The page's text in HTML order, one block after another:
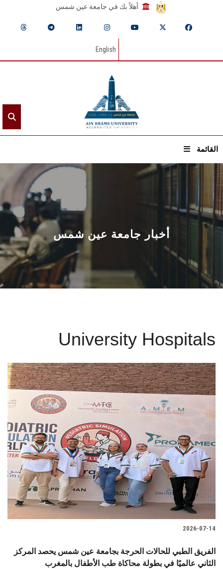
أهلاً بك في جامعة عين شمس
English
القائمة
الرئيسيـة
عن الجامعة
القطاعـات
الشئون الأكاديمية
البحث العلمي
المراكز والوحدات
الأنظمة الذكية
تواصل معنا
الطلاب
هيئة التدريس
الدراسات العليا
أخبار جامعة عين شمس
University Hospitals
2026-07-14
الفريق الطبي للحالات الحرجة بجامعة عين شمس يحصد المركز
الثاني عالميًا في بطولة محاكاة طب الأطفال بالمغرب